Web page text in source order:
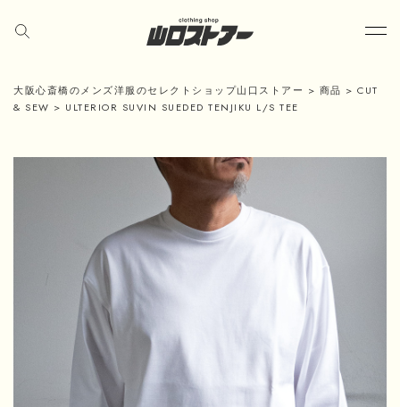
大阪心斎橋のメンズ洋服のセレクトショップ山口ストアー > 商品 > CUT
& SEW > ULTERIOR SUVIN SUEDED TENJIKU L/S TEE